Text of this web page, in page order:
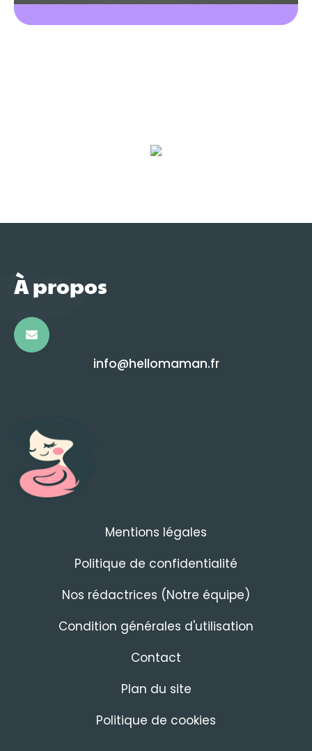
À propos
info@hellomaman.fr
Mentions légales
Politique de confidentialité
Nos rédactrices (Notre équipe)
Condition générales d'utilisation
Contact
Plan du site
Politique de cookies